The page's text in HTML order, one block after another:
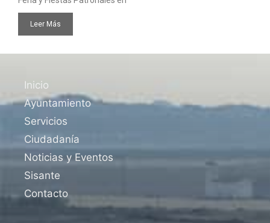
Leer Más
Inicio
Ayuntamiento
Servicios
Ciudadanía
Noticias y Eventos
Sisante
Contacto